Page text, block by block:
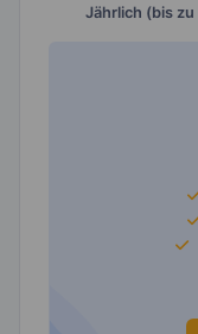
Jährlich (bis zu